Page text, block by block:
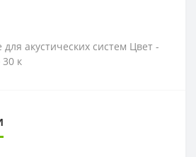
акустических систем Цвет -
к